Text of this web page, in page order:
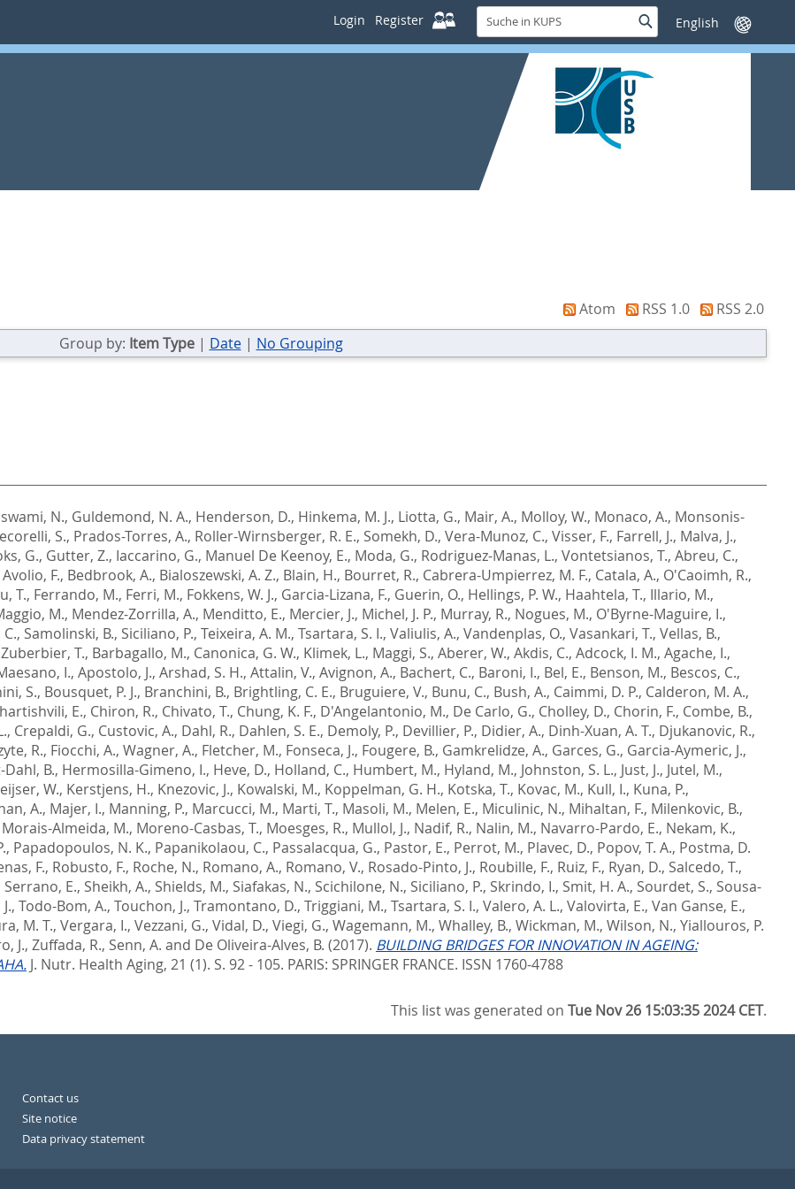
Login Register
Suche
in
KUPS
SucheSprache
wechseln
Atom RSS 1.0
RSS 2.0
Group by: Item Type| Date| No Grouping
N., Guldemond, N. A., Henderson, D., Hinkema, M. J., Liotta, G., Mair, A., Molloy, W., Monaco, A., Monsonis-
S., Prados-Torres, A., Roller-Wirnsberger, R. E., Somekh, D., Vera-Munoz, C., Visser, F., Farrell, J., Malva, J.,
G., Gutter, Z., Iaccarino, G., Manuel De Keenoy, E., Moda, G., Rodriguez-Manas, L., Vontetsianos, T., Abreu, C.,
Avolio, F., Bedbrook, A., Bialoszewski, A. Z., Blain, H., Bourret, R., Cabrera-Umpierrez, M. F., Catala, A., O'Caoimh, R.,
T., Ferrando, M., Ferri, M., Fokkens, W. J., Garcia-Lizana, F., Guerin, O., Hellings, P. W., Haahtela, T., Illario, M.,
M., Mendez-Zorrilla, A., Menditto, E., Mercier, J., Michel, J. P., Murray, R., Nogues, M., O'Byrne-Maguire, I.,
, Samolinski, B., Siciliano, P., Teixeira, A. M., Tsartara, S. I., Valiulis, A., Vandenplas, O., Vasankari, T., Vellas, B.,
Zuberbier, T., Barbagallo, M., Canonica, G. W., Klimek, L., Maggi, S., Aberer, W., Akdis, C., Adcock, I. M., Agache, I.,
I., Apostolo, J., Arshad, S. H., Attalin, V., Avignon, A., Bachert, C., Baroni, I., Bel, E., Benson, M., Bescos, C.,
S., Bousquet, P. J., Branchini, B., Brightling, C. E., Bruguiere, V., Bunu, C., Bush, A., Caimmi, D. P., Calderon, M. A.,
E., Chiron, R., Chivato, T., Chung, K. F., D'Angelantonio, M., De Carlo, G., Cholley, D., Chorin, F., Combe, B.,
, Crepaldi, G., Custovic, A., Dahl, R., Dahlen, S. E., Demoly, P., Devillier, P., Didier, A., Dinh-Xuan, A. T., Djukanovic, R.,
R., Fiocchi, A., Wagner, A., Fletcher, M., Fonseca, J., Fougere, B., Gamkrelidze, A., Garces, G., Garcia-Aymeric, J.,
B., Hermosilla-Gimeno, I., Heve, D., Holland, C., Humbert, M., Hyland, M., Johnston, S. L., Just, J., Jutel, M.,
W., Kerstjens, H., Knezovic, J., Kowalski, M., Koppelman, G. H., Kotska, T., Kovac, M., Kull, I., Kuna, P.,
A., Majer, I., Manning, P., Marcucci, M., Marti, T., Masoli, M., Melen, E., Miculinic, N., Mihaltan, F., Milenkovic, B.,
Morais-Almeida, M., Moreno-Casbas, T., Moesges, R., Mullol, J., Nadif, R., Nalin, M., Navarro-Pardo, E., Nekam, K.,
, Papadopoulos, N. K., Papanikolaou, C., Passalacqua, G., Pastor, E., Perrot, M., Plavec, D., Popov, T. A., Postma, D.
F., Robusto, F., Roche, N., Romano, A., Romano, V., Rosado-Pinto, J., Roubille, F., Ruiz, F., Ryan, D., Salcedo, T.,
Serrano, E., Sheikh, A., Shields, M., Siafakas, N., Scichilone, N., Siciliano, P., Skrindo, I., Smit, H. A., Sourdet, S., Sousa-
, Todo-Bom, A., Touchon, J., Tramontano, D., Triggiani, M., Tsartara, S. I., Valero, A. L., Valovirta, E., Van Ganse, E.,
M. T., Vergara, I., Vezzani, G., Vidal, D., Viegi, G., Wagemann, M., Whalley, B., Wickman, M., Wilson, N., Yiallouros, P.
J., Zuffada, R., Senn, A. and De Oliveira-Alves, B. (2017). BUILDING BRIDGES FOR INNOVATION IN AGEING:
J. Nutr. Health Aging, 21 (1). S. 92 - 105. PARIS: SPRINGER FRANCE. ISSN 1760-4788
This list was generated onTue Nov 26 15:03:35 2024 CET.
Contact us
Site notice
Data privacy statement